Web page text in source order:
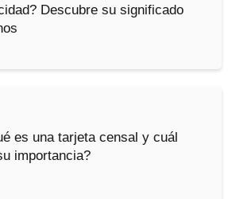
Descubre su significado
es una tarjeta censal y cuál
importancia?